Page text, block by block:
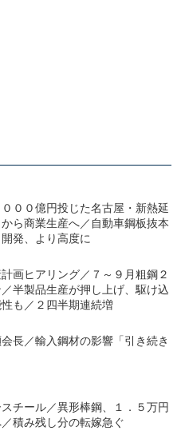
００億円投じた名古屋・新熱延
ら商業生産へ／自動車鋼板抜本
発、より高度に
画ヒアリング／７～９月粗鋼２
半製品生産が押し上げ、駆け込
も／２四半期連続増
長／輸入鋼材の影響「引き続き
チール／異形棒鋼、１．５万円
積み残し分の転嫁急ぐ